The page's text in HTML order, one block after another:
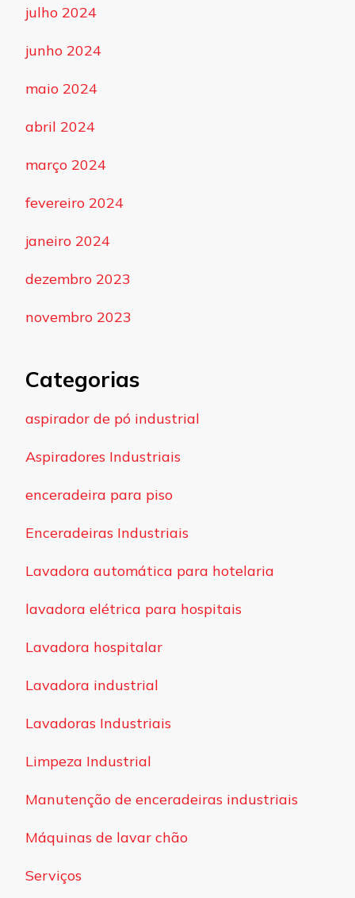
julho 2024
junho 2024
maio 2024
abril 2024
março 2024
fevereiro 2024
janeiro 2024
dezembro 2023
novembro 2023
Categorias
aspirador de pó industrial
Aspiradores Industriais
enceradeira para piso
Enceradeiras Industriais
Lavadora automática para hotelaria
lavadora elétrica para hospitais
Lavadora hospitalar
Lavadora industrial
Lavadoras Industriais
Limpeza Industrial
Manutenção de enceradeiras industriais
Máquinas de lavar chão
Serviços